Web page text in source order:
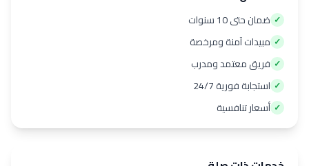
✓ ضمان حتى 10 سنوات
✓ مبيدات آمنة ومرخصة
✓ فريق معتمد ومدرب
✓ استجابة فورية 24/7
✓ أسعار تنافسية